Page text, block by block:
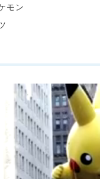
モン